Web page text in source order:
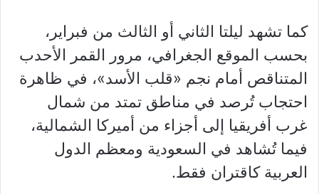
كما تشهد ليلتا الثاني أو الثالث من فبراير،
بحسب الموقع الجغرافي، مرور القمر الأحدب
المتناقص أمام نجم «قلب الأسد»، في ظاهرة
احتجاب تُرصد في مناطق تمتد من شمال
غرب أفريقيا إلى أجزاء من أميركا الشمالية،
فيما تُشاهد في السعودية ومعظم الدول
العربية كاقتران فقط.